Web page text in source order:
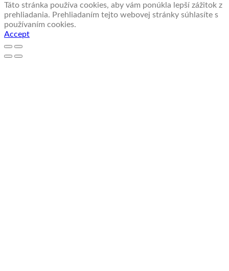
Táto stránka používa cookies, aby vám ponúkla lepší zážitok z
prehliadania. Prehliadaním tejto webovej stránky súhlasíte s
používaním cookies.
Accept